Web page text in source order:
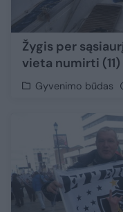
Žygis per
vieta numirti (11)
Gyvenimo būdas